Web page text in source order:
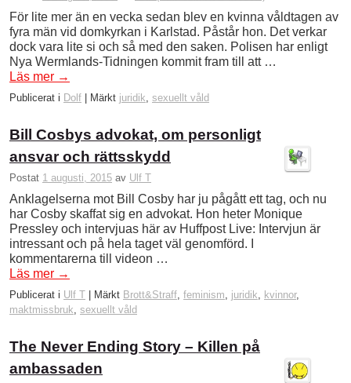
För lite mer än en vecka sedan blev en kvinna våldtagen av
fyra män vid domkyrkan i Karlstad. Påstår hon. Det verkar
dock vara lite si och så med den saken. Polisen har enligt
Nya Wermlands-Tidningen kommit fram till att …
Läs mer →
Publicerat i Dolf Märkt juridik sexuellt våld
Bill Cosbys advokat, om personligt
ansvar och rättsskydd
Postat 1 augusti, 2015 av Ulf T
Anklagelserna mot Bill Cosby har ju pågått ett tag, och nu
har Cosby skaffat sig en advokat. Hon heter Monique
Pressley och intervjuas här av Huffpost Live: Intervjun är
intressant och på hela taget väl genomförd. I
kommentarerna till videon …
Läs mer →
Publicerat i Ulf T Märkt Brott&Straff, feminism, juridik, kvinnor,
maktmissbruk, sexuellt våld
The Never Ending Story – Killen på
ambassaden